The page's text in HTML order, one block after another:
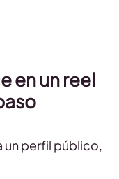
en un reel
un perfil público,